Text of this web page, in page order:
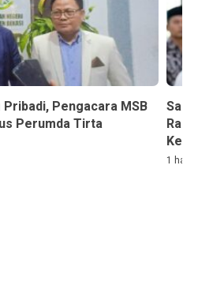
Pengacara MSB
Perumda Tirta
1 hari